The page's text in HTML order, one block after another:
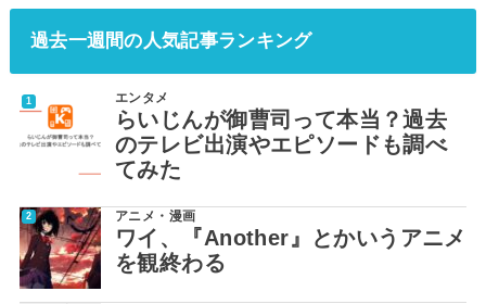
過去一週間の人気記事ランキング
エンタメ
らいじんが御曹司って本当？過去
のテレビ出演やエピソードも調べ
てみた
アニメ・漫画
ワイ、『Another』とかいうアニメ
を観終わる